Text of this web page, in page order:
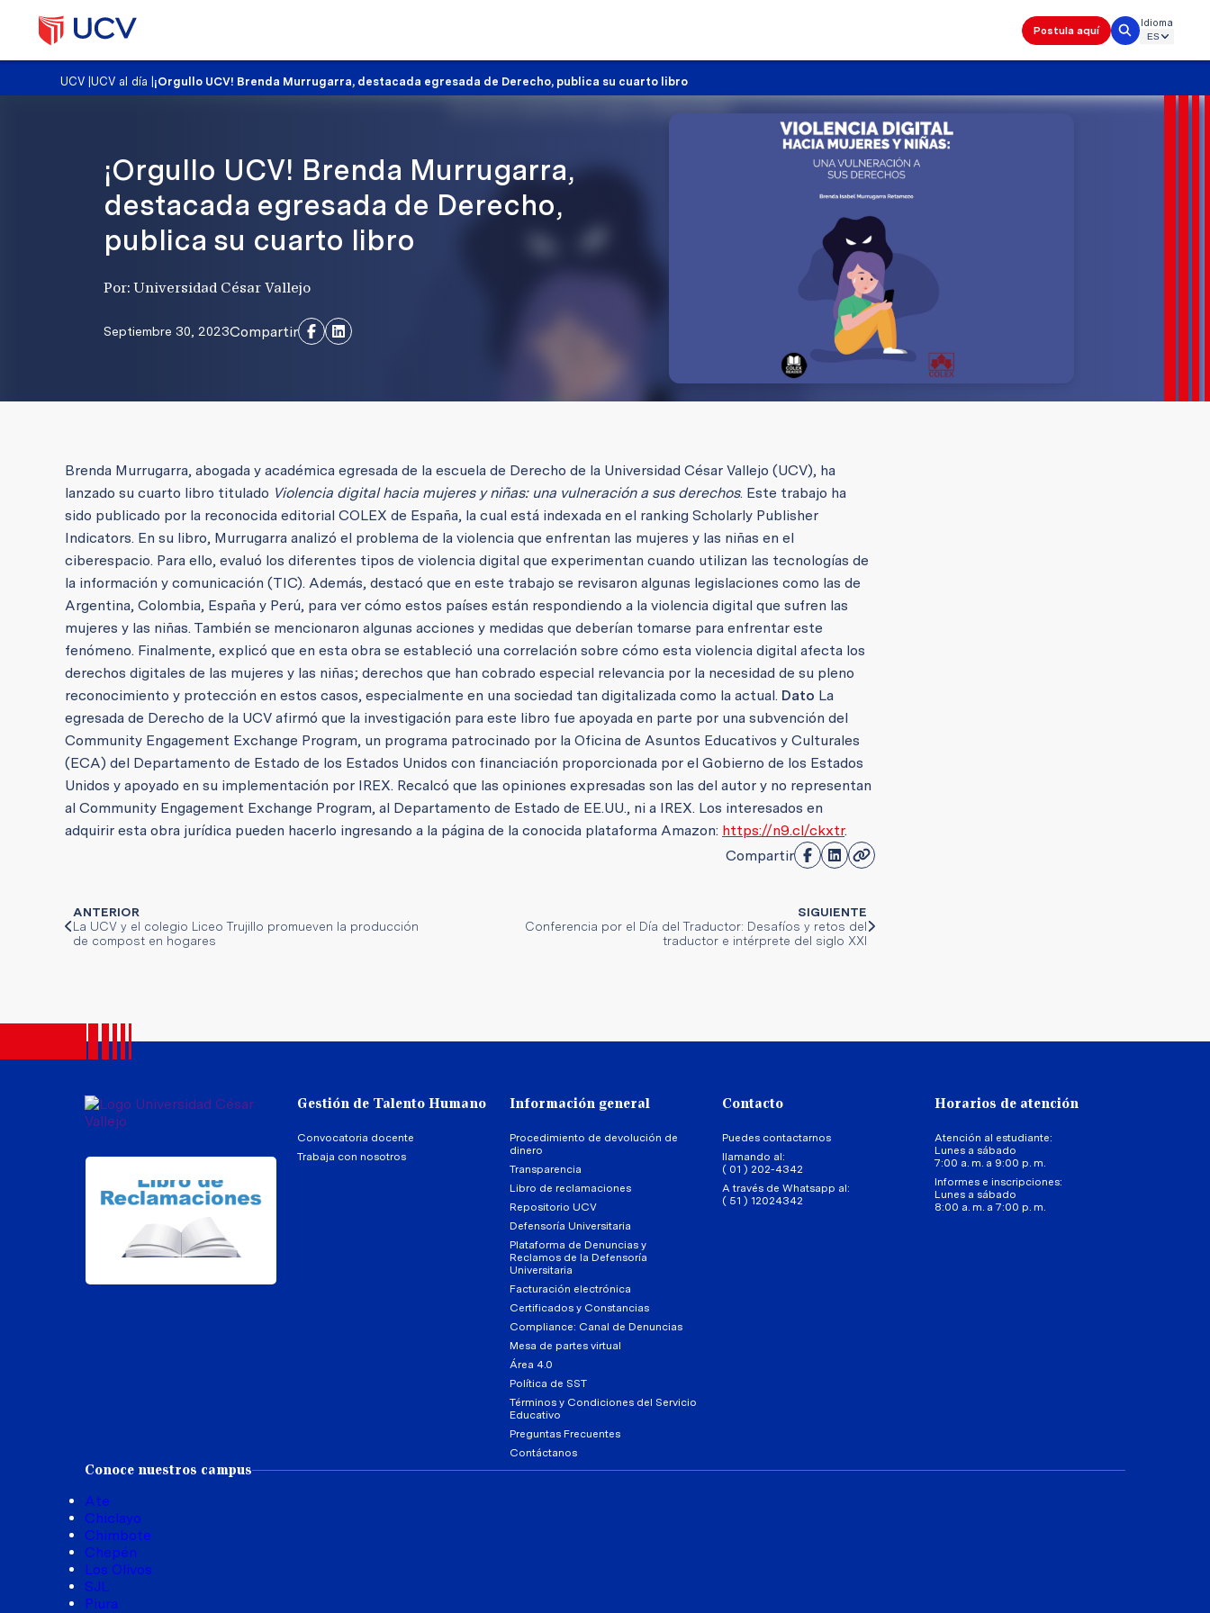
Postula aquí
Idioma
UCV |UCV al día ¡Orgullo UCV! Brenda Murrugarra, destacada egresada de Derecho, publica su cuarto libro
¡Orgullo UCV! Brenda Murrugarra,
destacada egresada de Derecho,
publica su cuarto libro
Por: Universidad César Vallejo
Septiembre 30, 2023Compartir
Brenda Murrugarra, abogada y académica egresada de la escuela de Derecho de la Universidad César Vallejo (UCV), ha
lanzado su cuarto libro titulado Violencia digital hacia mujeres y niñas: una vulneración a sus derechos. Este trabajo ha
sido publicado por la reconocida editorial COLEX de España, la cual está indexada en el ranking Scholarly Publisher
Indicators. En su libro, Murrugarra analizó el problema de la violencia que enfrentan las mujeres y las niñas en el
ciberespacio. Para ello, evaluó los diferentes tipos de violencia digital que experimentan cuando utilizan las tecnologías de
la información y comunicación (TIC). Además, destacó que en este trabajo se revisaron algunas legislaciones como las de
Argentina, Colombia, España y Perú, para ver cómo estos países están respondiendo a la violencia digital que sufren las
mujeres y las niñas. También se mencionaron algunas acciones y medidas que deberían tomarse para enfrentar este
fenómeno. Finalmente, explicó que en esta obra se estableció una correlación sobre cómo esta violencia digital afecta los
derechos digitales de las mujeres y las niñas; derechos que han cobrado especial relevancia por la necesidad de su pleno
reconocimiento y protección en estos casos, especialmente en una sociedad tan digitalizada como la actual. Dato La
egresada de Derecho de la UCV afirmó que la investigación para este libro fue apoyada en parte por una subvención del
Community Engagement Exchange Program, un programa patrocinado por la Oficina de Asuntos Educativos y Culturales
(ECA) del Departamento de Estado de los Estados Unidos con financiación proporcionada por el Gobierno de los Estados
Unidos y apoyado en su implementación por IREX. Recalcó que las opiniones expresadas son las del autor y no representan
al Community Engagement Exchange Program, al Departamento de Estado de EE.UU., ni a IREX. Los interesados en
adquirir esta obra jurídica pueden hacerlo ingresando a la página de la conocida plataforma Amazon: https://n9.cl/ckxtr.
Compartir
ANTERIOR
La UCV y el colegio Liceo Trujillo promueven la producción
de compost en hogares
SIGUIENTE
Conferencia por el Día del Traductor: Desafíos y retos del
traductor e intérprete del siglo XXI
Gestión de Talento Humano
Convocatoria docente
Trabaja con nosotros
Información general
Procedimiento de devolución de
dinero
Transparencia
Libro de reclamaciones
Repositorio UCV
Defensoría Universitaria
Plataforma de Denuncias y
Reclamos de la Defensoría
Universitaria
Facturación electrónica
Certificados y Constancias
Compliance: Canal de Denuncias
Mesa de partes virtual
Área 4.0
Política de SST
Términos y Condiciones del Servicio
Educativo
Preguntas Frecuentes
Contáctanos
Contacto
Puedes contactarnos
llamando al:
( 01 ) 202-4342
A través de Whatsapp al:
( 51 ) 12024342
Horarios de atención
Atención al estudiante:
Lunes a sábado
7:00 a. m. a 9:00 p. m.
Informes e inscripciones:
Lunes a sábado
8:00 a. m. a 7:00 p. m.
Conoce nuestros campus
Ate
Chiclayo
Chimbote
Chepén
Los Olivos
SJL
Piura